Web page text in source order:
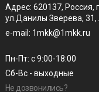
Адрес: 620137, Россия,
ул.Данилы Зверева, 31,
e-mail: 1mkk@1mkk.ru
Пн-Пт: с 9:00-18:00
Сб-Вс - выходные
Не дозвонились?